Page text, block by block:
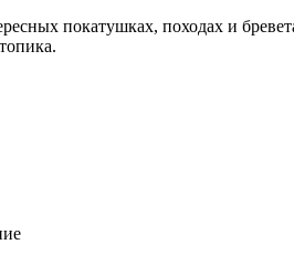
покатушках, походах и